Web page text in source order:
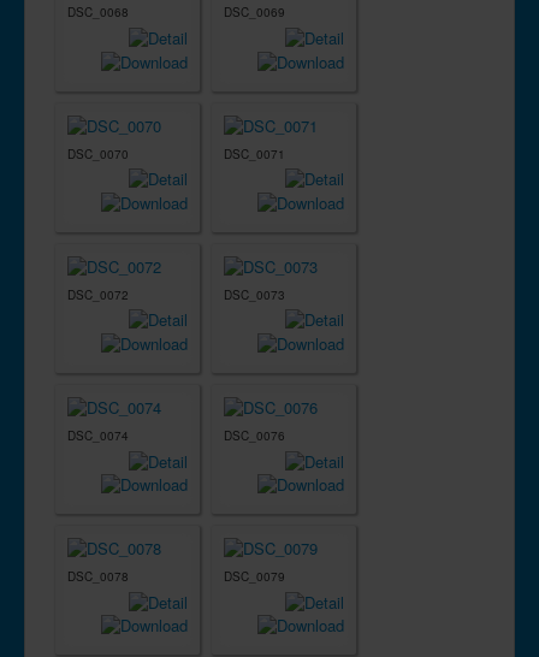
DSC_0068 DSC_0069
DSC_0070 DSC_0071
DSC_0072 DSC_0073
DSC_0074 DSC_0076
DSC_0078 DSC_0079